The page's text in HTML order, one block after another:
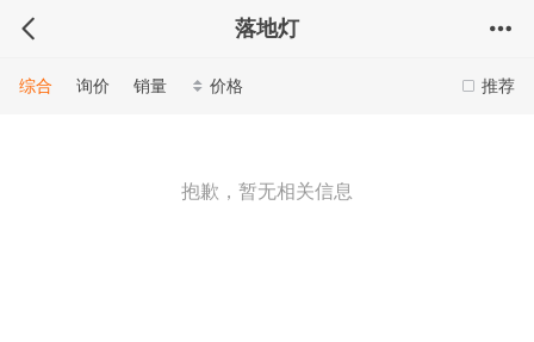
落地灯
推荐
综合 询价 销量 价格
抱歉，暂无相关信息